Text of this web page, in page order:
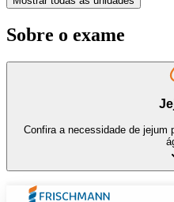
Sobre o exame
Confira a necessidade de jejum